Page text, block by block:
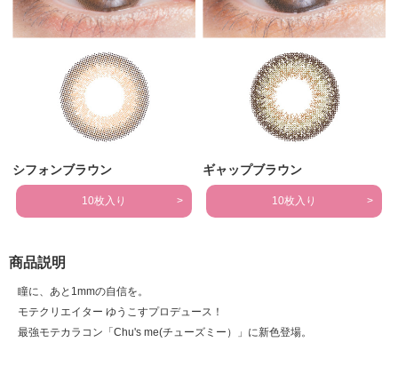
シフォンブラウン
10枚入り
ギャップブラウン
10枚入り
商品説明
瞳に、あと1mmの自信を。
モテクリエイター ゆうこすプロデュース！
最強モテカラコン「Chu's me(チューズミー）」に新色登場。